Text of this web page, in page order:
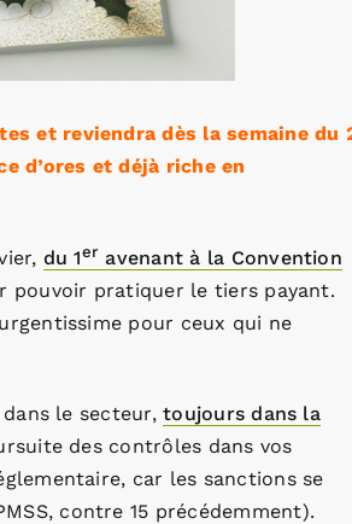
et reviendra dès la semaine du
d’ores et déjà riche en
du 1er avenant à la Convention
pouvoir pratiquer le tiers payant.
pour ceux qui ne
le secteur,toujours dans la
des contrôles dans vos
car les sanctions se
contre 15 précédemment).